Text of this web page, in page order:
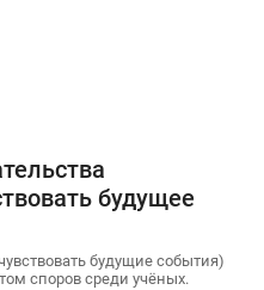
будущее
будущие события)
споров среди учёных.